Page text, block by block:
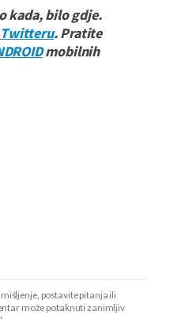
kada, bilo gdje.
Twitteru. Pratite
mobilnih
postavite pitanja ili
može potaknuti zanimljiv